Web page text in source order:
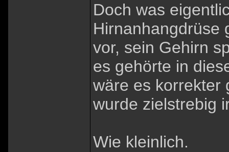
Doch was
Hirnanhangdrüse
vor, sein Gehirn
es gehörte in
wäre es korrekter
wurde zielstrebig
Wie kleinlich.